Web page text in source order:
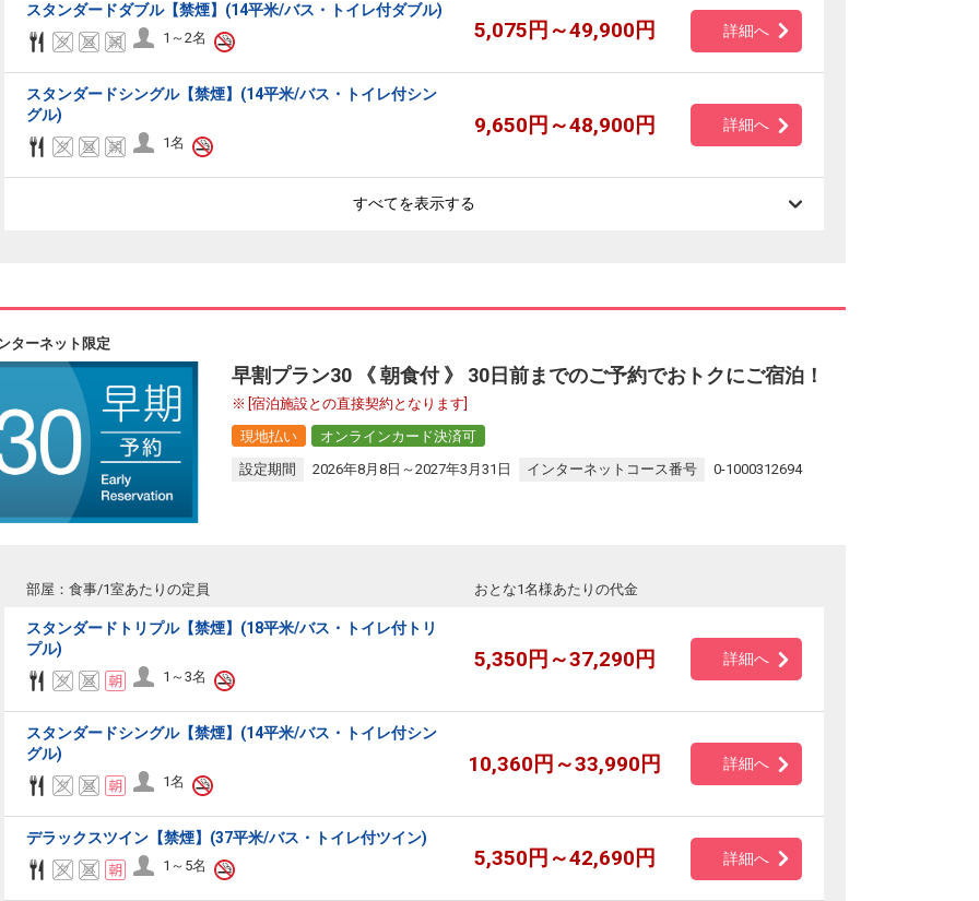
スタンダードダブル【禁煙】(14平米/バス・トイレ付ダブル)
1～2名 5,075円～49,900円 詳細へ
スタンダードシングル【禁煙】(14平米/バス・トイレ付シン
グル)
1名
9,650円～48,900円 詳細へ
すべてを表示する
ターネット限定
早割プラン30 《 朝食付 》 30日前までのご予約でおトクにご宿泊！
[宿泊施設との直接契約となります]
現地払い
オンラインカード決済可
設定期間
2026年8月8日～2027年3月31日 インターネットコース番号 0-1000312694
部屋：食事/1室あたりの定員 おとな1名様あたりの代金
スタンダードトリプル【禁煙】(18平米/バス・トイレ付トリ
プル)
1～3名
5,350円～37,290円 詳細へ
スタンダードシングル【禁煙】(14平米/バス・トイレ付シン
グル)
1名
10,360円～33,990円 詳細へ
デラックスツイン【禁煙】(37平米/バス・トイレ付ツイン)
1～5名 5,350円～42,690円 詳細へ